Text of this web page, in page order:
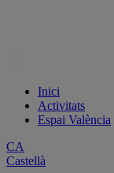
Inici
Activitats
Espai València
CA
Castellà